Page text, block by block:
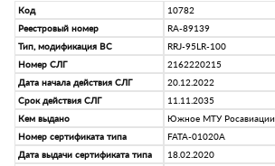
Код
10782
Реестровый номер
RA-89139
Тип, модификация ВС
RRJ-95LR-100
Номер СЛГ
2162220215
Дата начала действия СЛГ
20.12.2022
Срок действия СЛГ
11.11.2035
Кем выдано
Южное МТУ Росавиации
Номер сертификата типа
FATA-01020A
Дата выдачи сертификата типа
18.02.2020